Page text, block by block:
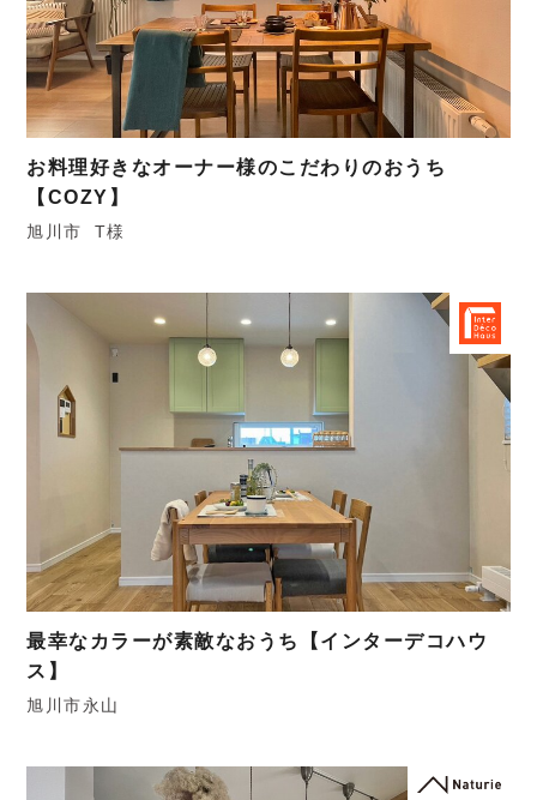
お料理好きなオーナー様のこだわりのおうち
【COZY】
旭川市 T様
最幸なカラーが素敵なおうち【インターデコハウ
ス】
旭川市永山